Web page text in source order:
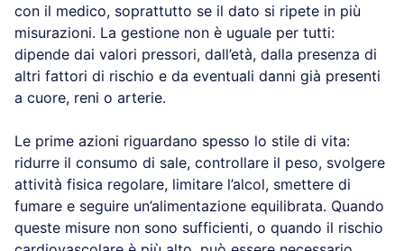
con il medico, soprattutto se il dato si ripete in più
misurazioni. La gestione non è uguale per tutti:
dipende dai valori pressori, dall’età, dalla presenza di
altri fattori di rischio e da eventuali danni già presenti
a cuore, reni o arterie.
Le prime azioni riguardano spesso lo stile di vita:
ridurre il consumo di sale, controllare il peso, svolgere
attività fisica regolare, limitare l’alcol, smettere di
fumare e seguire un’alimentazione equilibrata. Quando
queste misure non sono sufficienti, o quando il rischio